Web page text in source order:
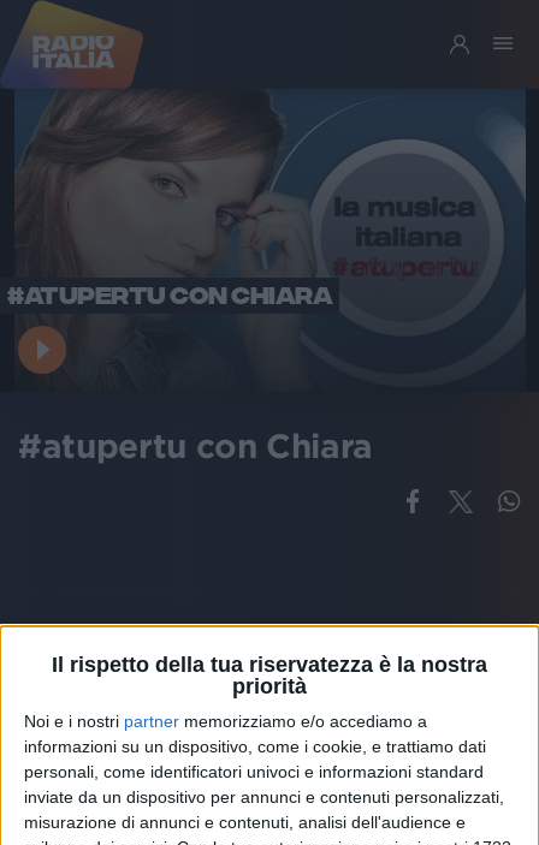
Il rispetto della tua riservatezza è la nostra
priorità
Noi e i nostri partner memorizziamo e/o accediamo a
informazioni su un dispositivo, come i cookie, e trattiamo dati
personali, come identificatori univoci e informazioni standard
inviate da un dispositivo per annunci e contenuti personalizzati,
misurazione di annunci e contenuti, analisi dell'audience e
#ATUPERTU CON CHIARA
#atupertu con Chiara
Altri ospiti